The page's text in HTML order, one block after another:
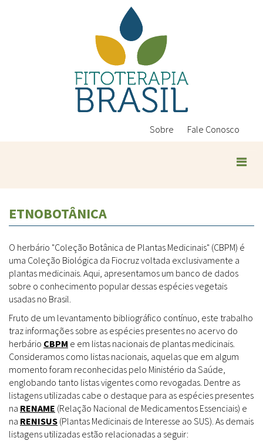
Sobre Fale Conosco
ETNOBOTÂNICA
O herbário "Coleção Botânica de Plantas Medicinais" (CBPM) é
uma Coleção Biológica da Fiocruz voltada exclusivamente a
plantas medicinais. Aqui, apresentamos um banco de dados
sobre o conhecimento popular dessas espécies vegetais
usadas no Brasil.
Fruto de um levantamento bibliográfico contínuo, este trabalho
traz informações sobre as espécies presentes no acervo do
herbário CBPM e em listas nacionais de plantas medicinais.
Consideramos como listas nacionais, aquelas que em algum
momento foram reconhecidas pelo Ministério da Saúde,
englobando tanto listas vigentes como revogadas. Dentre as
listagens utilizadas cabe o destaque para as espécies presentes
na RENAME (Relação Nacional de Medicamentos Essenciais) e
na RENISUS (Plantas Medicinais de Interesse ao SUS). As demais
listagens utilizadas estão relacionadas a seguir: